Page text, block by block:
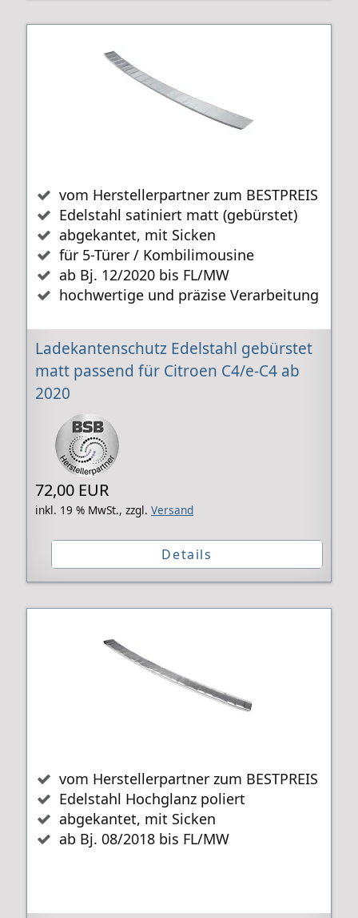
vom Herstellerpartner zum BESTPREIS
Edelstahl satiniert matt (gebürstet)
abgekantet, mit Sicken
für 5-Türer / Kombilimousine
ab Bj. 12/2020 bis FL/MW
hochwertige und präzise Verarbeitung
Ladekantenschutz Edelstahl gebürstet
matt passend für Citroen C4/e-C4 ab
2020
72,00 EUR
inkl. 19 % MwSt., zzgl. Versand
Details
vom Herstellerpartner zum BESTPREIS
Edelstahl Hochglanz poliert
abgekantet, mit Sicken
ab Bj. 08/2018 bis FL/MW